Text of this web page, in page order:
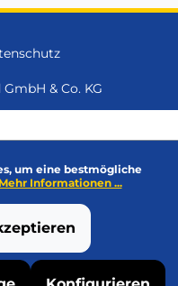
& Co. KG
um eine bestmögliche
Mehr Informationen ...